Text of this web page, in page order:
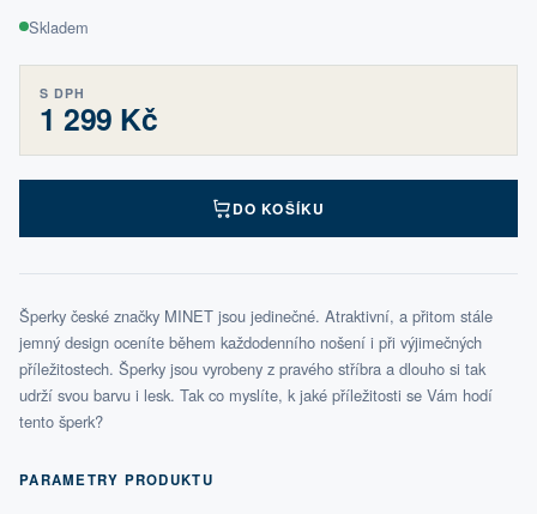
Skladem
S DPH
1 299 Kč
DO KOŠÍKU
Šperky české značky MINET jsou jedinečné. Atraktivní, a přitom stále
jemný design oceníte během každodenního nošení i při výjimečných
příležitostech. Šperky jsou vyrobeny z pravého stříbra a dlouho si tak
udrží svou barvu i lesk. Tak co myslíte, k jaké příležitosti se Vám hodí
tento šperk?
PARAMETRY PRODUKTU